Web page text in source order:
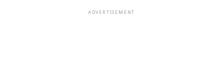
ADVERTISEMENT